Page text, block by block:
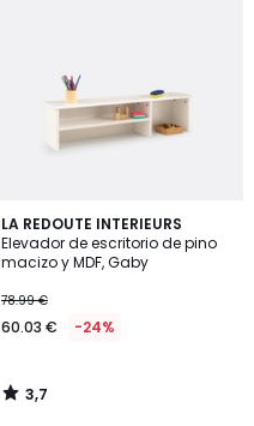
LA REDOUTE INTERIEURS
Elevador de escritorio de pino
macizo y MDF, Gaby
78.99 €
60.03 € -24%
3,7
/ 5
3,7
/